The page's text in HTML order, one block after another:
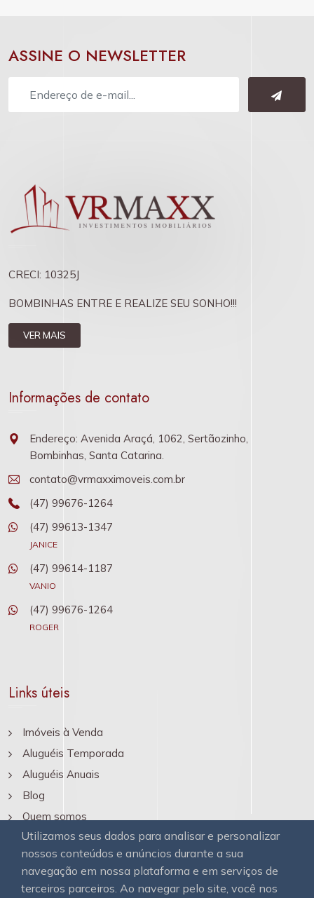
Utilizamos seus dados para analisar e personalizar
nossos conteúdos e anúncios durante a sua
navegação em nossa plataforma e em serviços de
terceiros parceiros. Ao navegar pelo site, você nos
ASSINE O NEWSLETTER
CRECI: 10325J
BOMBINHAS ENTRE E REALIZE SEU SONHO!!!
VER MAIS
Informações de contato
Endereço: Avenida Araçá, 1062, Sertãozinho,
Bombinhas, Santa Catarina.
contato@vrmaxximoveis.com.br
(47) 99676-1264
(47) 99613-1347
JANICE
(47) 99614-1187
VANIO
(47) 99676-1264
ROGER
Links úteis
Imóveis à Venda
Aluguéis Temporada
Aluguéis Anuais
Blog
Quem somos
Contato